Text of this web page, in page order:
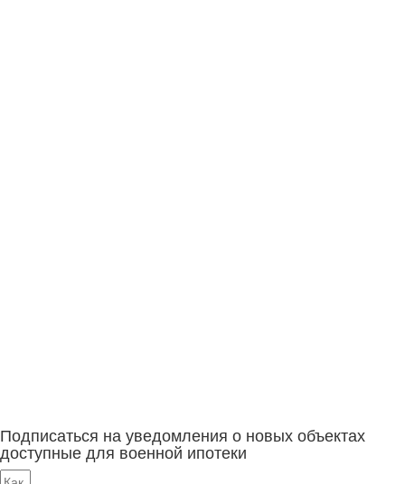
Подписаться на уведомления о новых объектах
доступные для военной ипотеки